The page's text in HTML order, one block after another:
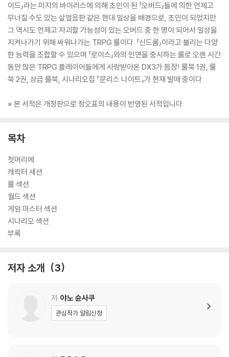
이드」라는 미지의 바이러스에 의해 초인이 된 「오버드」들에 의한 언제고
무너질 수도 있는 살얼음판 같은 현대 일상을 배경으로, 초인이 되었지만
그 역시도 언제고 자괴할 가능성이 있는 오버드 중 한 명이 되어서 일상을
지켜나가기 위해 싸워나가는 TRPG 룰이다. 「신드롬」이라고 불리는 다양
한 능력을 조합할 수 있으며 「로이스」와의 인연을 중시하는 룰로 오랜 시간
동안 많은 TRPG 플레이어들에게 사랑받아온 DX3가 등장! 룰북 1권, 룰
북 2권, 상급 룰북, 시나리오집 『문리스 나이트』가 현재 발매 중이다.
※ 본 서적은 개정판으로 정오표의 내용이 반영된 서적입니다.
목차
첫머리에
캐릭터 세션
룰 섹션
월드 섹션
게임 마스터 섹션
시나리오 섹션
부록
저자 소개 3
저 야노 슌사쿠
관심작가 알림신청